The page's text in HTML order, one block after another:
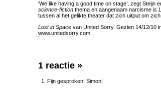
‘We like having a good time on stage’, zegt
science-fiction thema en aangenaam narcisme is
tussen al het gelikte theater dat zich uitput om
Lost in Space van United Sorry. Gezien 14/12/10
www.unitedsorry.com
1 reactie »
Fijn gesproken, Simon!